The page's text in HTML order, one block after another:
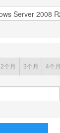
2个月 3个月 4个月